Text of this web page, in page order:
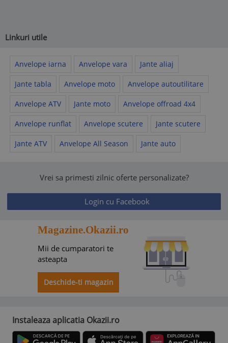
Linkuri utile
Anvelope iarna Anvelope vara Jante aliaj
Jante tabla Anvelope moto Anvelope autoutilitare
Anvelope ATV Jante moto Anvelope offroad 4x4
Anvelope runflat Anvelope scutere Jante scutere
Jante ATV Anvelope All Season Jante auto
Vrei sa primesti zilnic oferte personalizate?
Login cu Facebook
Magazine.Okazii.ro
Mii de cumparatori te
asteapta
Deschide-ti magazin
Instaleaza aplicatia Okazii.ro